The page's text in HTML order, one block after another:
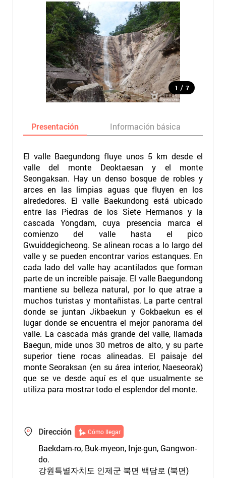
1 / 7
Presentación Información básica
El valle Baegundong fluye unos 5 km desde el
valle del monte Deoktaesan y el monte
Seongaksan. Hay un denso bosque de robles y
arces en las limpias aguas que fluyen en los
alrededores. El valle Baekundong está ubicado
entre las Piedras de los Siete Hermanos y la
cascada Yongdam, cuya presencia marca el
comienzo del valle hasta el pico
Gwuiddegicheong. Se alinean rocas a lo largo del
valle y se pueden encontrar varios estanques. En
cada lado del valle hay acantilados que forman
parte de un increíble paisaje. El valle Baegundong
mantiene su belleza natural, por lo que atrae a
muchos turistas y montañistas. La parte central
donde se juntan Jikbaekun y Gokbaekun es el
lugar donde se encuentra el mejor panorama del
valle. La cascada más grande del valle, llamada
Baegun, mide unos 30 metros de alto, y su parte
superior tiene rocas alineadas. El paisaje del
monte Seoraksan (en su área interior, Naeseorak)
que se ve desde aquí es el que usualmente se
utiliza para mostrar todo el esplendor del monte.
Dirección Cómo llegar
Baekdam-ro, Buk-myeon, Inje-gun, Gangwon-
do.
강원특별자치도 인제군 북면 백담로 (북면)